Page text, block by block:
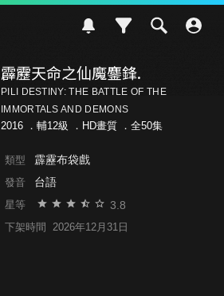
霹靂天命之仙魔鏖鋒.
PILI DESTINY: THE BATTLE OF THE
IMMORTALS AND DEMONS
2016 ． 輔12級 ．HD畫質 ．全50集
類型 霹靂布袋戲
發音 台語
星等 3.8
下架時間 2026年12月31日